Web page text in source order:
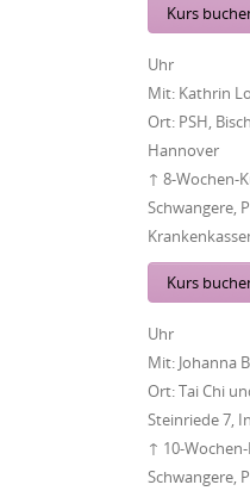
Kurs
Uhr
Mit: Kathrin
Ort: PSH,
Hannover
↑ 8-Wochen-
Schwangere,
Kurs
Uhr
Mit: Johanna
Ort:Tai Chi
Steinriede 7,
↑ 10-
Schwangere,